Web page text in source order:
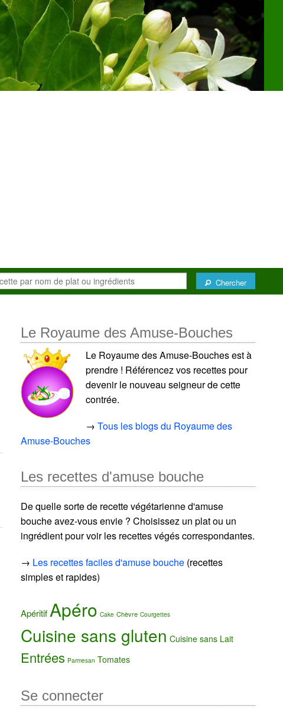
Chercher
Le Royaume des Amuse-Bouches
Le Royaume des Amuse-Bouches est à
prendre ! Référencez vos recettes pour
devenir le nouveau seigneur de cette
contrée.
→Tous les blogs du Royaume des
Amuse-Bouches
Les recettes d'amuse bouche
De quelle sorte de recette végétarienne d'amuse
bouche avez-vous envie ? Choisissez un plat ou un
ingrédient pour voir les recettes végés correspondantes.
→ Les recettes faciles d'amuse bouche (recettes
simples et rapides)
Apéritif Apéro Cake Chèvre Courgettes
Cuisine sans gluten Cuisine sans Lait
Entrées Parmesan Tomates
Se connecter